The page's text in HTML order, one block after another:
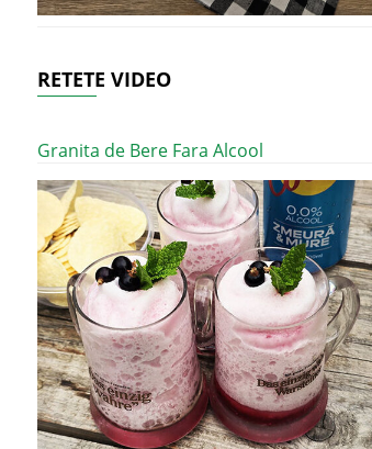
RETETE VIDEO
Granita de Bere Fara Alcool